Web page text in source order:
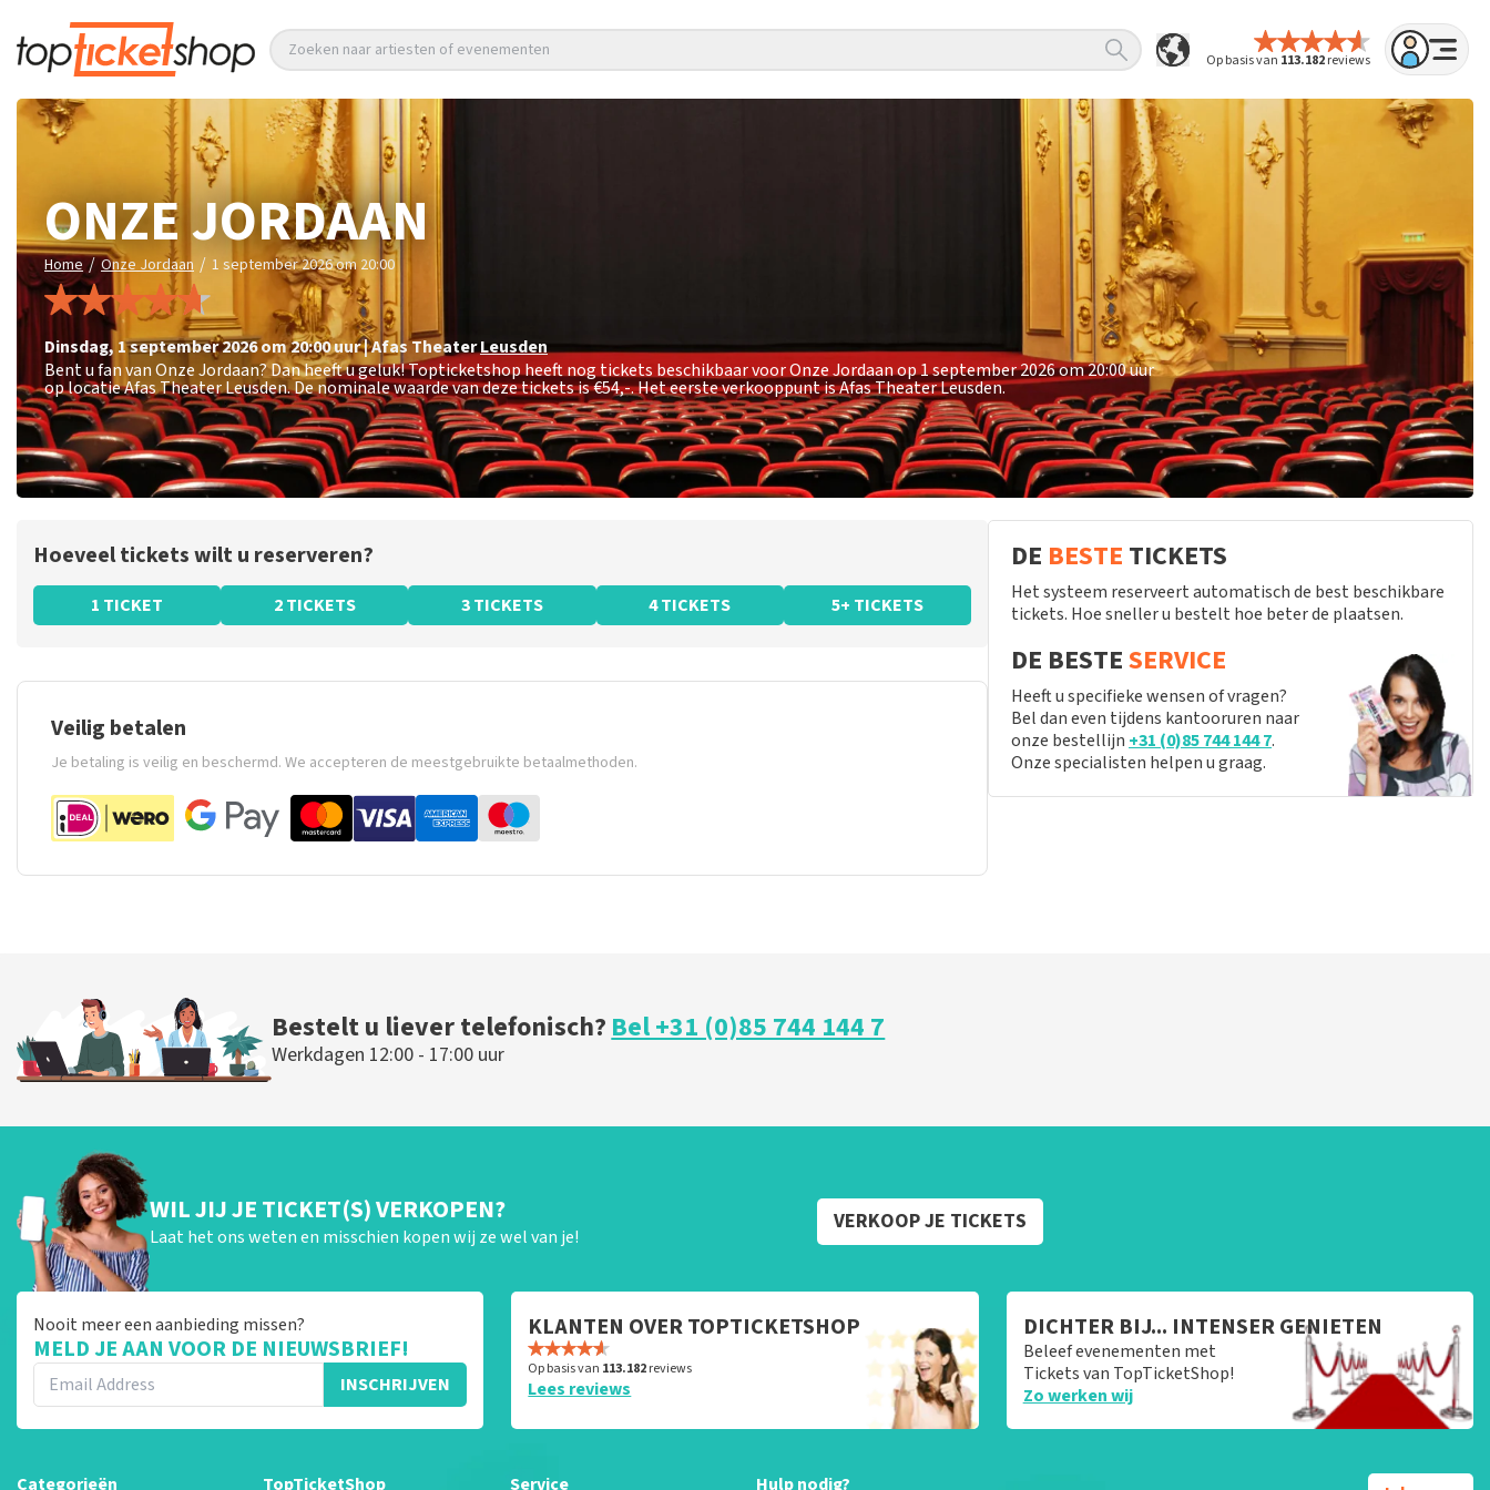
Op basis van 113.182reviews
Zoeken naar artiesten of evenementen
ONZE JORDAAN
Home / Onze Jordaan / 1 september 2026 om 20:00
dinsdag, 1 september 2026 om 20:00uur|Afas TheaterLeusden
Bent u fan van Onze Jordaan? Dan heeft u geluk! Topticketshop heeft nog tickets beschikbaar voor Onze Jordaan op 1 september 2026 om 20:00 uur
op locatie Afas Theater Leusden. De nominale waarde van deze tickets is€54,-. Het eerste verkooppunt is Afas Theater Leusden.
Hoeveel tickets wilt u reserveren?
1 TICKET 2 TICKETS 3 TICKETS 4 TICKETS 5+ TICKETS
Veilig betalen
Je betaling is veilig en beschermd. We accepteren de meestgebruikte betaalmethoden.
DE BESTE TICKETS
Het systeem reserveert automatisch de best beschikbare
tickets. Hoe sneller u bestelt hoe beter de plaatsen.
DE BESTESERVICE
Heeft u specifieke wensen of vragen?
Bel dan even tijdens kantooruren naar
onze bestellijn +31 (0)85 744 144 7.
Onze specialisten helpen u graag.
Bestelt u liever telefonisch?Bel +31 (0)85 744 144 7
Werkdagen 12:00 - 17:00 uur
WIL JIJ JE TICKET(S) VERKOPEN?
Laat het ons weten en misschien kopen wij ze wel van je!
VERKOOP JE TICKETS
Nooit meer een aanbieding missen?
MELD JE AAN VOOR DE NIEUWSBRIEF!
INSCHRIJVEN
KLANTEN OVER TOPTICKETSHOP
Op basis van 113.182reviews
Lees reviews
DICHTER BIJ... INTENSER GENIETEN
Beleef evenementen met
Tickets van TopTicketShop!
Zo werken wij
Categorieën TopTicketShop Service Hulp nodig?